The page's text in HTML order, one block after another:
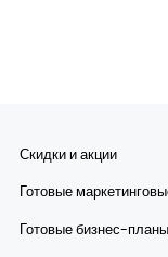
Скидки и акции
Готовые
Готовые бизнес-планы